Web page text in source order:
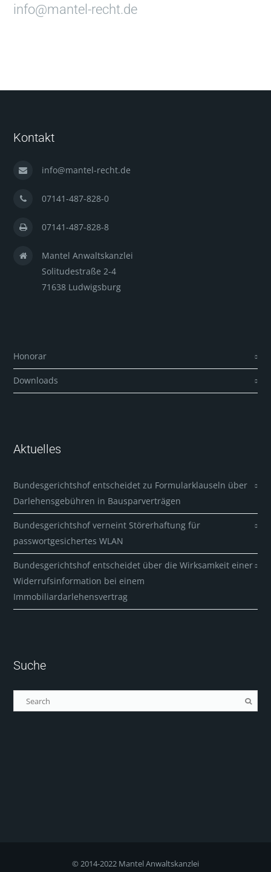
info@mantel-recht.de
Kontakt
info@mantel-recht.de
07141-487-828-0
07141-487-828-8
Mantel Anwaltskanzlei
Solitudestraße 2-4
71638 Ludwigsburg
Honorar
Downloads
Aktuelles
Bundesgerichtshof entscheidet zu Formularklauseln über
Darlehensgebühren in Bausparverträgen
Bundesgerichtshof verneint Störerhaftung für
passwortgesichertes WLAN
Bundesgerichtshof entscheidet über die Wirksamkeit einer
Widerrufsinformation bei einem
Immobiliardarlehensvertrag
Suche
© 2014-2022 Mantel Anwaltskanzlei